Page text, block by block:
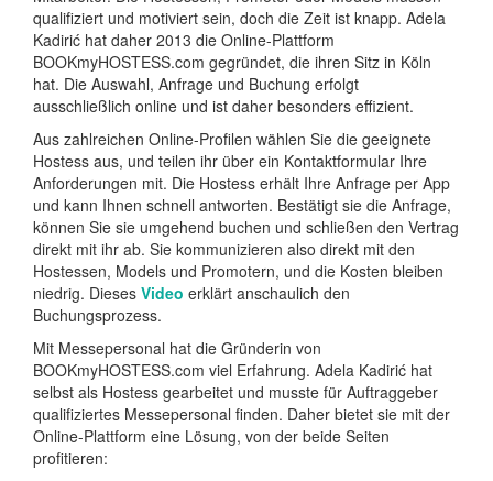
qualifiziert und motiviert sein, doch die Zeit ist knapp. Adela
Kadirić hat daher 2013 die Online-Plattform
BOOKmyHOSTESS.com gegründet, die ihren Sitz in Köln
hat. Die Auswahl, Anfrage und Buchung erfolgt
ausschließlich online und ist daher besonders effizient.
Aus zahlreichen Online-Profilen wählen Sie die geeignete
Hostess aus, und teilen ihr über ein Kontaktformular Ihre
Anforderungen mit. Die Hostess erhält Ihre Anfrage per App
und kann Ihnen schnell antworten. Bestätigt sie die Anfrage,
können Sie sie umgehend buchen und schließen den Vertrag
direkt mit ihr ab. Sie kommunizieren also direkt mit den
Hostessen, Models und Promotern, und die Kosten bleiben
niedrig. Dieses Video erklärt anschaulich den
Buchungsprozess.
Mit Messepersonal hat die Gründerin von
BOOKmyHOSTESS.com viel Erfahrung. Adela Kadirić hat
selbst als Hostess gearbeitet und musste für Auftraggeber
qualifiziertes Messepersonal finden. Daher bietet sie mit der
Online-Plattform eine Lösung, von der beide Seiten
profitieren: